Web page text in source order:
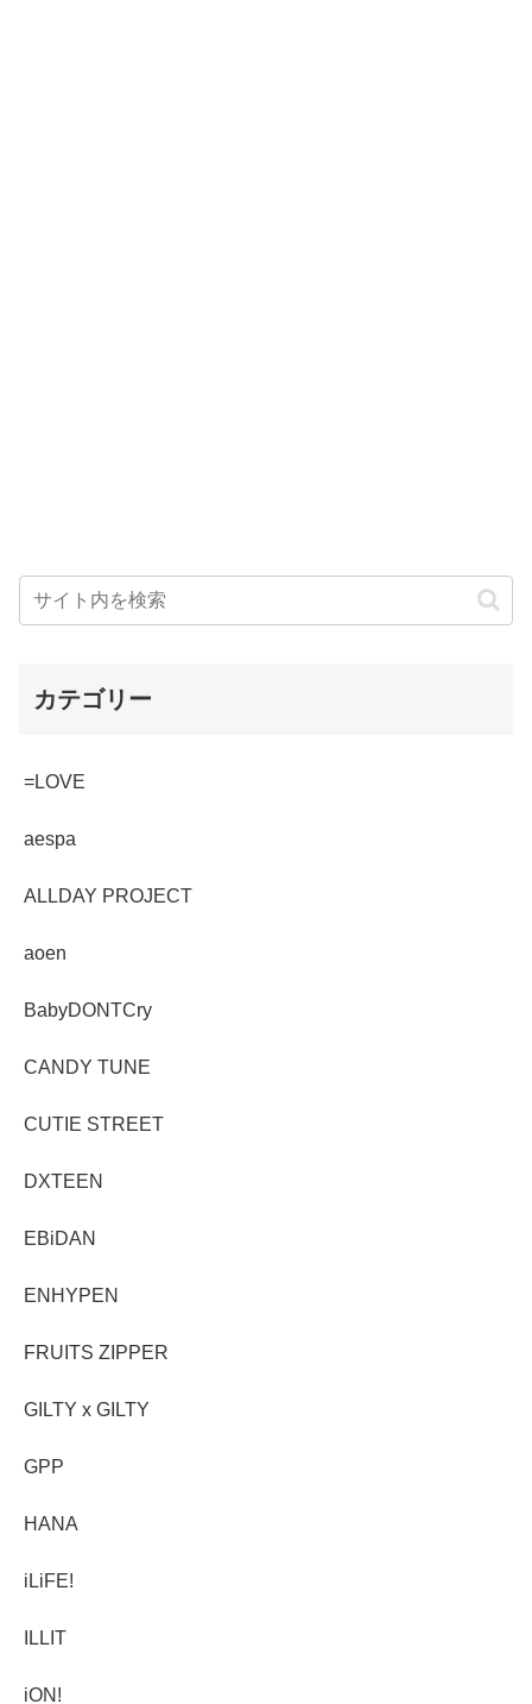
カテゴリー
=LOVE
aespa
ALLDAY PROJECT
aoen
BabyDONTCry
CANDY TUNE
CUTIE STREET
DXTEEN
EBiDAN
ENHYPEN
FRUITS ZIPPER
GILTY x GILTY
GPP
HANA
iLiFE!
ILLIT
iON!